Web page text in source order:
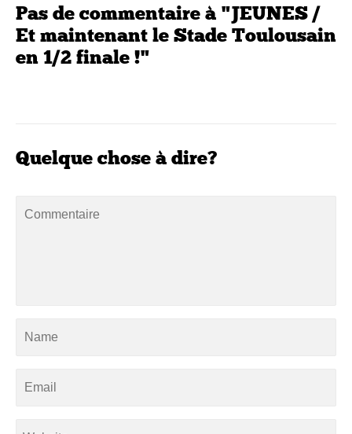
Pas de commentaire à "JEUNES /
Et maintenant le Stade Toulousain
en 1/2 finale !"
Quelque chose à dire?